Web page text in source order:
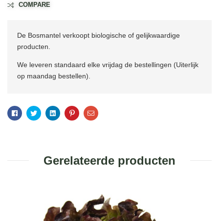
COMPARE
De Bosmantel verkoopt biologische of gelijkwaardige
producten.
We leveren standaard elke vrijdag de bestellingen (Uiterlijk
op maandag bestellen).
Facebook
TwitterLinkedinPinterestEmail
Gerelateerde producten